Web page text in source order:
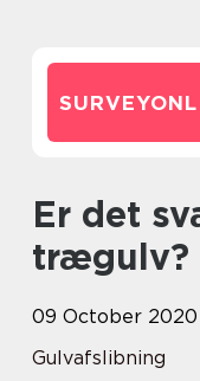
Er det svært at male et
trægulv?
09 October 2020
Gulvafslibning